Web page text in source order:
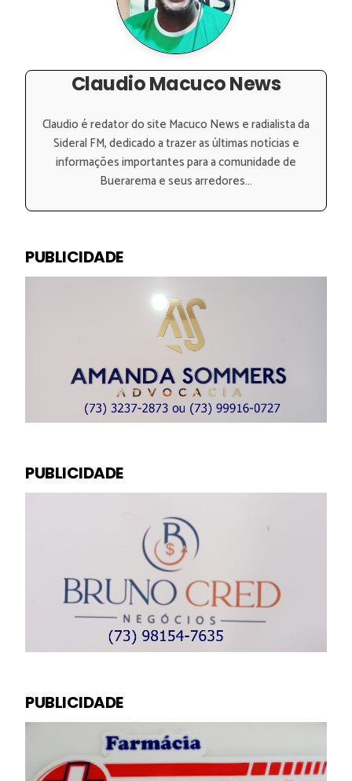
Claudio Macuco News
Claudio é redator do site Macuco News e radialista da
Sideral FM, dedicado a trazer as últimas notícias e
informações importantes para a comunidade de
Buerarema e seus arredores...
PUBLICIDADE
PUBLICIDADE
PUBLICIDADE